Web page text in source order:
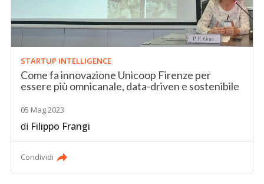
STARTUP INTELLIGENCE
Come fa innovazione Unicoop Firenze per
essere più omnicanale, data-driven e sostenibile
05 Mag 2023
di Filippo Frangi
Condividi